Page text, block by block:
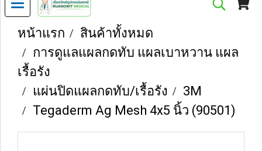
หน้าแรก
สินค้าทั้งหมด
การดูแลแผลกดทับ แผลเบาหวาน แผล
เรื้อรัง
แผ่นปิดแผลกดทับ/เรื้อรัง
3M
Tegaderm Ag Mesh 4x5 นิ้ว (90501)